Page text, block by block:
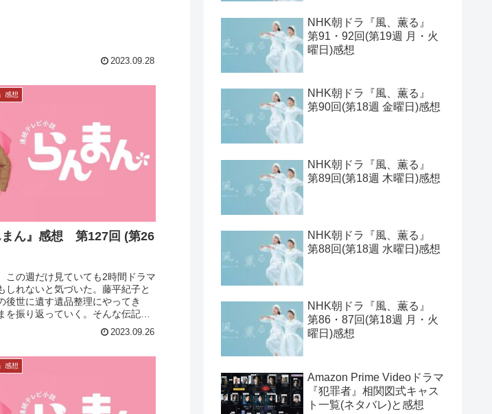
まん』感想 第129回 (第26
前夜祭は、朝ドラらしくみんなが
そこで行われるのは宴会でもバ
語の片割れを静かに見送るための
）のために、万太郎（神木隆之
完成させると...
感想
【2026年1月期クールドラ
マ】ラインナップ一覧とキ
ャスト表と期待値ベスト
見取り八段的 2025年の連続
ドラマをランキングしてみ
た
NHK朝ドラ『風、薫る』
第93・94回(第19週 水・木
曜日)感想
NHK朝ドラ『風、薫る』
第91・92回(第19週 月・火
曜日)感想
NHK朝ドラ『風、薫る』
第90回(第18週 金曜日)感想
NHK朝ドラ『風、薫る』
第89回(第18週 木曜日)感想